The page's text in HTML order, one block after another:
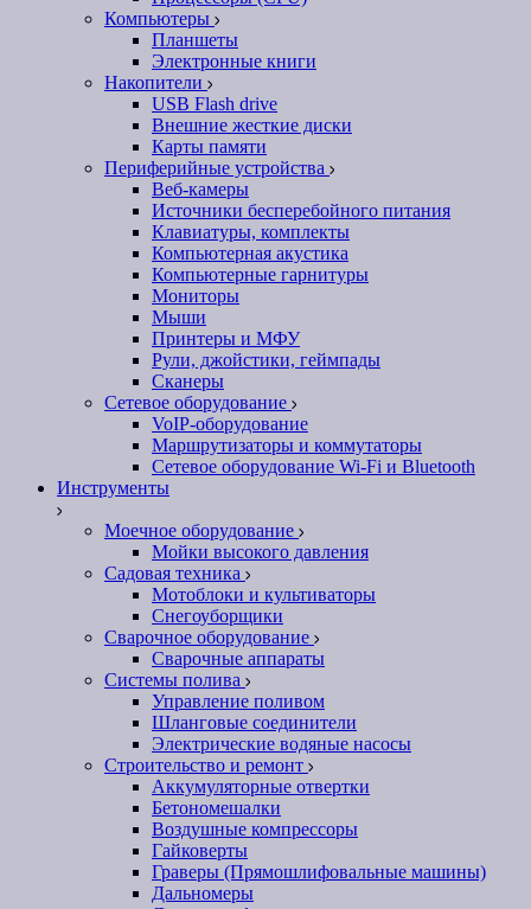
Компьютеры
Планшеты
Электронные книги
Накопители
USB Flash drive
Внешние жесткие диски
Карты памяти
Периферийные устройства
Веб-камеры
Источники бесперебойного питания
Клавиатуры, комплекты
Компьютерная акустика
Компьютерные гарнитуры
Мониторы
Мыши
Принтеры и МФУ
Рули, джойстики, геймпады
Сканеры
Сетевое оборудование
VoIP-оборудование
Маршрутизаторы и коммутаторы
Сетевое оборудование Wi-Fi и Bluetooth
Инструменты
Моечное оборудование
Мойки высокого давления
Садовая техника
Мотоблоки и культиваторы
Снегоуборщики
Сварочное оборудование
Сварочные аппараты
Системы полива
Управление поливом
Шланговые соединители
Электрические водяные насосы
Строительство и ремонт
Аккумуляторные отвертки
Бетономешалки
Воздушные компрессоры
Гайковерты
Граверы (Прямошлифовальные машины)
Дальномеры